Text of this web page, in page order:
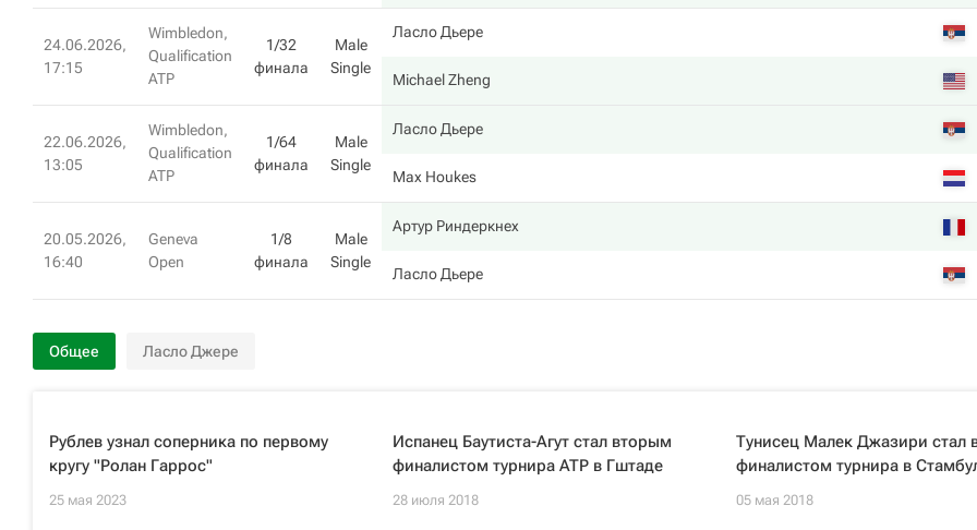
24.06.2026,
17:15
Wimbledon,
Qualification
ATP
1/32
финала
Male
Single
Ласло Дьере
Michael Zheng
22.06.2026,
13:05
Wimbledon,
Qualification
ATP
1/64
финала
Male
Single
Ласло Дьере
Max Houkes
20.05.2026,
16:40
Geneva
Open
1/8
финала
Male
Single
Артур Риндеркнех
Ласло Дьере
Общее Ласло Джере
Рублев узнал соперника по первому
кругу "Ролан Гаррос"
25 мая 2023
Испанец Баутиста-Агут стал вторым
финалистом турнира ATP в Гштаде
28 июля 2018
Тунисец Малек Джазири стал
финалистом турнира в
05 мая 2018